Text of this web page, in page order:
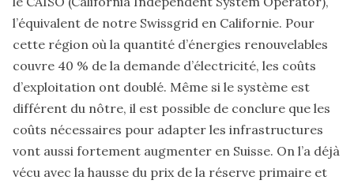
l’équivalent de notre Swissgrid en Californie. Pour
cette région où la quantité d’énergies renouvelables
couvre 40 % de la demande d’électricité, les coûts
d’exploitation ont doublé. Même si le système est
différent du nôtre, il est possible de conclure que les
coûts nécessaires pour adapter les infrastructures
vont aussi fortement augmenter en Suisse. On l’a déjà
vécu avec la hausse du prix de la réserve primaire et